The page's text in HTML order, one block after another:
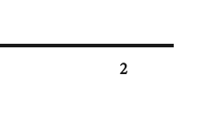
التليتصفّح
الصفحة2